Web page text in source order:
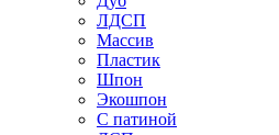
ЛДСП
Массив
Пластик
Шпон
Экошпон
С патиной